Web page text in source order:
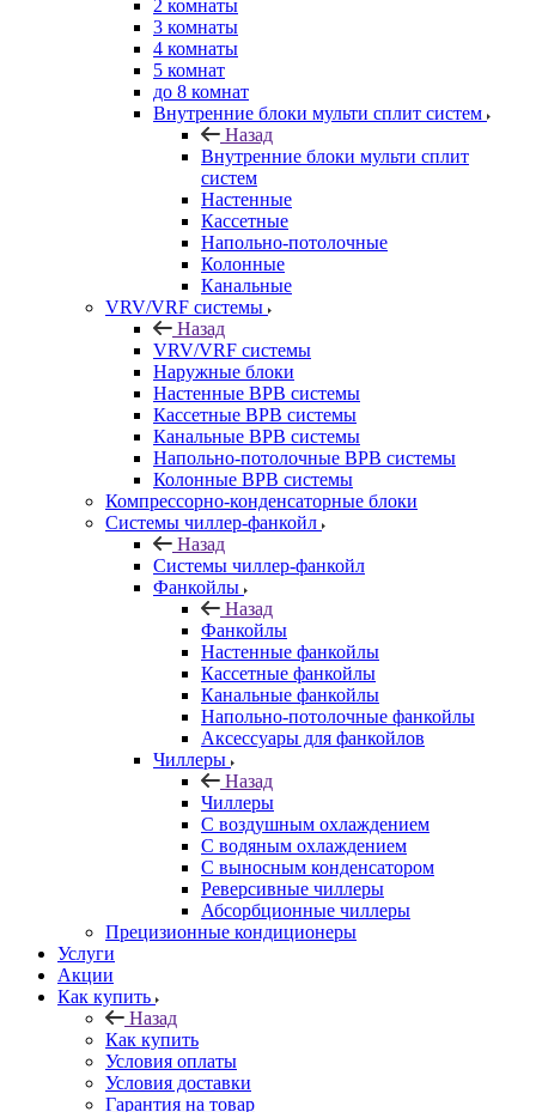
2 комнаты
3 комнаты
4 комнаты
5 комнат
до 8 комнат
Внутренние блоки мульти сплит систем
Назад
Внутренние блоки мульти сплит
систем
Настенные
Кассетные
Напольно-потолочные
Колонные
Канальные
VRV/VRF системы
Назад
VRV/VRF системы
Наружные блоки
Настенные ВРВ системы
Кассетные ВРВ системы
Канальные ВРВ системы
Напольно-потолочные ВРВ системы
Колонные ВРВ системы
Компрессорно-конденсаторные блоки
Системы чиллер-фанкойл
Назад
Системы чиллер-фанкойл
Фанкойлы
Назад
Фанкойлы
Настенные фанкойлы
Кассетные фанкойлы
Канальные фанкойлы
Напольно-потолочные фанкойлы
Аксессуары для фанкойлов
Чиллеры
Назад
Чиллеры
С воздушным охлаждением
С водяным охлаждением
С выносным конденсатором
Реверсивные чиллеры
Абсорбционные чиллеры
Прецизионные кондиционеры
Услуги
Акции
Как купить
Назад
Как купить
Условия оплаты
Условия доставки
Гарантия на товар